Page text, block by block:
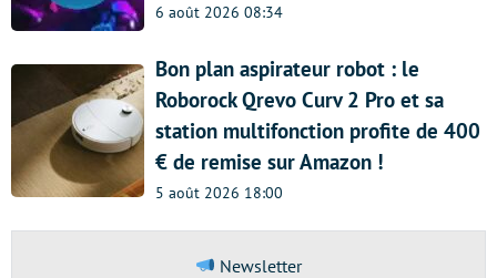
6 août 2026 08:34
Bon plan aspirateur robot : le
Roborock Qrevo Curv 2 Pro et sa
station multifonction profite de 400
€ de remise sur Amazon !
5 août 2026 18:00
Newsletter